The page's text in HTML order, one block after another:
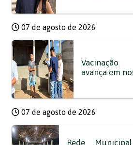
07 de agosto de 2026
avança em
07 de agosto de 2026
Rede